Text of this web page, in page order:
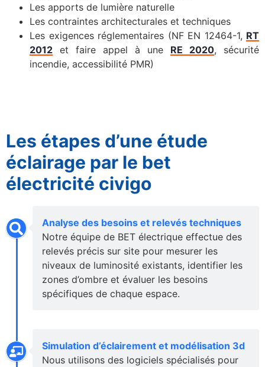
Les apports de lumière naturelle
Les contraintes architecturales et techniques
Les exigences réglementaires (NF EN 12464-1, RT
2012 et faire appel à une RE 2020, sécurité
incendie, accessibilité PMR)
Les étapes d’une étude
éclairage par le bet
électricité civigo
Analyse des besoins et relevés techniques
Notre équipe de BET électrique effectue des
relevés précis sur site pour mesurer les
niveaux de luminosité existants, identifier les
zones d’ombre et évaluer les besoins
spécifiques de chaque espace.
Simulation d’éclairement et modélisation 3d
Nous utilisons des logiciels spécialisés pour